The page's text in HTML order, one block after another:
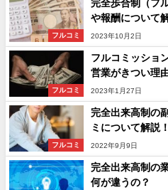
フルコミ
完全歩合制（フ
や報酬について
2023年10月2日
フルコミ
フルコミッショ
営業がきつい理
2023年1月27日
フルコミ
完全出来高制の
ミについて解説！
2022年9月9日
完全出来高制の
何が違うの？